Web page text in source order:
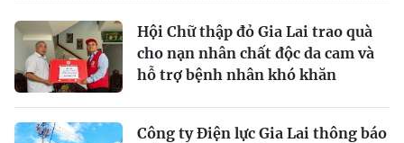
Hội Chữ thập đỏ Gia Lai trao quà
cho nạn nhân chất độc da cam và
hỗ trợ bệnh nhân khó khăn
Công ty Điện lực Gia Lai thông báo